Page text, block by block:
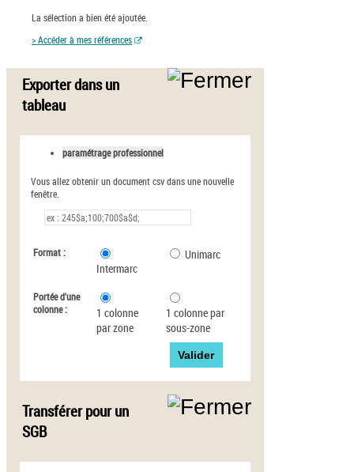
La sélection a bien été ajoutée.
> Accéder à mes références
Exporter dans un
tableau
paramétrage professionnel
Vous allez obtenir un document csv dans une nouvelle
fenêtre.
Format :
Intermarc
Unimarc
Portée d'une
colonne :
1 colonne
par zone
1 colonne par
sous-zone
Transférer pour un
SGB